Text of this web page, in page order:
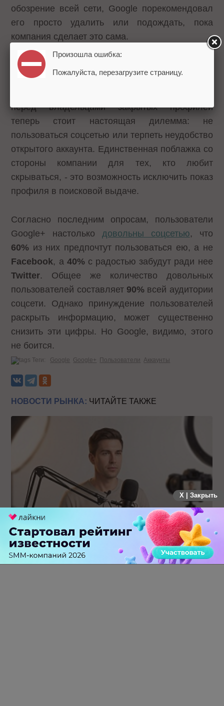
обозрение всей сети, Google порекомендовал
его просто удалить или подождать, пока
компания сделает это сама.
Однако для того чтобы пользоваться новой
социальной сетью Google+, пользователю
перед владельцами закрытых профилей
теперь стоит настоящая дилемма: не
пользоваться соцсетью или терпеть неудобство
открытого аккаунта. Единственная поблажка со
стороны компании для тех, кто любит
скрываться, - это возможность исключить показ
профиля в поисковой выдаче.
Согласно последним опросам, пользователи
Google+ настолько довольны соцсетью, что
60% из них предпочтут пользоваться ею, а не
Facebook, а 40%с радостью забудут ради нее
Twitter. Общее же количество довольных
пользователей составляет 90% всей аудитории
соцсети. Однако принуждение пользователей
раскрыть информацию, может существенно
снизить эти цифры. Но Google, видимо, этого
не боится.
Теги: Google Google+ Пользователи Аккаунты
НОВОСТИ РЫНКА: ЧИТАЙТЕ ТАКЖЕ
Российский рынок инфлюенс-маркетинга вошел в фазу
стагнации после нескольких лет роста
X | Закрыть
Произошла ошибка:
Пожалуйста, перезагрузите страницу.